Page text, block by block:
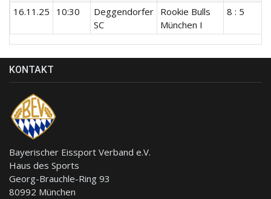
16.11.25 10:30
Deggendorfer
SC
Rookie Bulls
München I
8 : 5
KONTAKT
Bayerischer Eissport Verband e.V.
Haus des Sports
Georg-Brauchle-Ring 93
80992 München